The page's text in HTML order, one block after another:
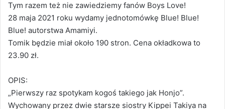
Tym razem też nie zawiedziemy fanów Boys Love!
28 maja 2021 roku wydamy jednotomówkę Blue! Blue!
Blue! autorstwa Amamiyi.
Tomik będzie miał około 190 stron. Cena okładkowa to
23.90 zł.
OPIS:
„Pierwszy raz spotykam kogoś takiego jak Honjo”.
Wychowany przez dwie starsze siostry Kippei Takiya na